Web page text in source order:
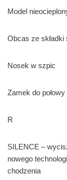
Model
Obcas ze
Nosek w szpic
Zamek do połowy
R
SILENCE –
nowego
chodzenia